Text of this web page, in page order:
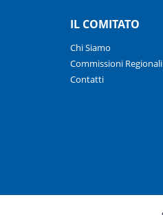
IL COMITATO
Chi Siamo
Commissioni Regionali
Contatti